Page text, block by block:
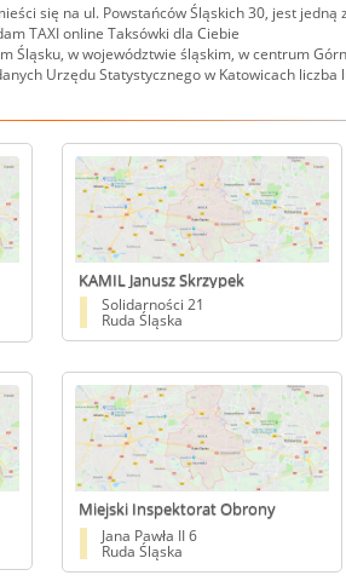
się na ul. Powstańców Śląskich 30, jest
TAXI online Taksówki dla Ciebie
Śląsku, w województwie śląskim, w centrum
Urzędu Statystycznego w Katowicach liczba
KAMIL Janusz Skrzypek
Solidarności 21
Ruda Śląska
Miejski Inspektorat Obrony
Cywilnej
Jana Pawła II 6
Ruda Śląska